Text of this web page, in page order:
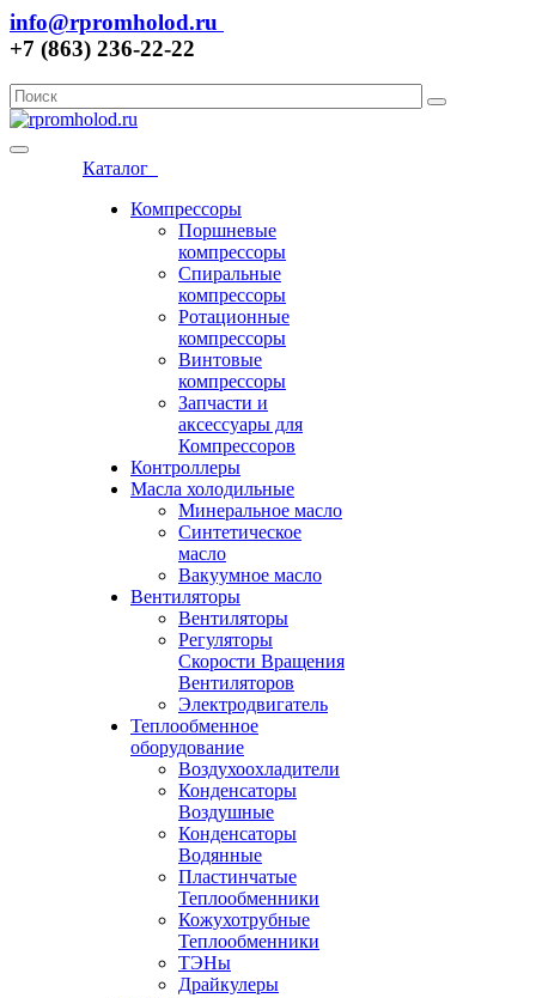
info@rpromholod.ru
+7 (863) 236-22-22
Каталог
Компрессоры
Поршневые
компрессоры
Спиральные
компрессоры
Ротационные
компрессоры
Винтовые
компрессоры
Запчасти и
аксессуары для
Компрессоров
Контроллеры
Масла холодильные
Минеральное масло
Синтетическое
масло
Вакуумное масло
Вентиляторы
Вентиляторы
Регуляторы
Скорости Вращения
Вентиляторов
Электродвигатель
Теплообменное
оборудование
Воздухоохладители
Конденсаторы
Воздушные
Конденсаторы
Водянные
Пластинчатые
Теплообменники
Кожухотрубные
Теплообменники
ТЭНы
Драйкулеры